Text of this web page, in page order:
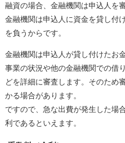
融資の場合、金融機関は申込人を
金融機関は申込人に資金を貸し付
を負うからです。
金融機関は申込人が貸し付けたお
事業の状況や他の金融機関での借
どを詳細に審査します。そのため
かる場合があります。
ですので、急な出費が発生した場
利であるといえます。